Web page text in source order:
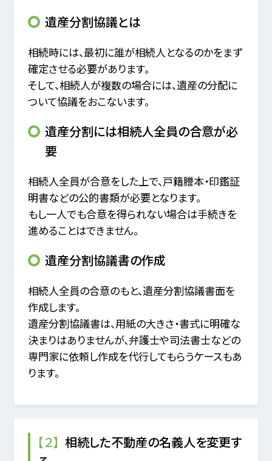
遺産分割協議とは
相続時には、最初に誰が相続人となるのかをまず
確定させる必要があります。
そして、相続人が複数の場合には、遺産の分配に
ついて協議をおこないます。
遺産分割には相続人全員の合意が必
要
相続人全員が合意をした上で、戸籍謄本・印鑑証
明書などの公的書類が必要となります。
もし一人でも合意を得られない場合は手続きを
進めることはできません。
遺産分割協議書の作成
相続人全員の合意のもと、遺産分割協議書面を
作成します。
遺産分割協議書は、用紙の大きさ・書式に明確な
決まりはありませんが、弁護士や司法書士などの
専門家に依頼し作成を代行してもらうケースもあ
ります。
【２】 相続した不動産の名義人を変更す